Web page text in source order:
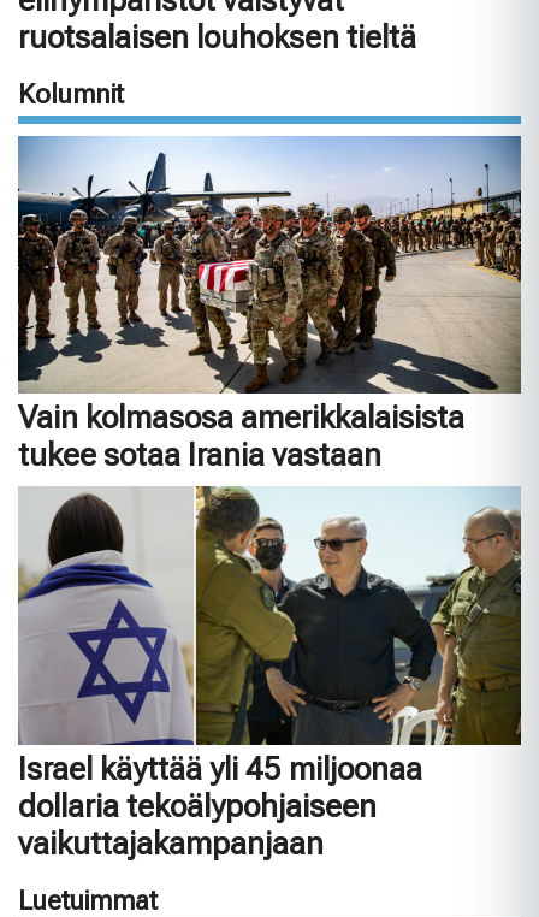
ruotsalaisen louhoksen tieltä
Kolumnit
Vain kolmasosa amerikkalaisista
tukee sotaa Irania vastaan
Israel käyttää yli 45 miljoonaa
dollaria tekoälypohjaiseen
vaikuttajakampanjaan
Luetuimmat